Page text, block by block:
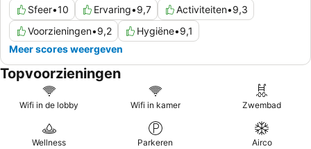
Sfeer•10 Ervaring•9,7 Activiteiten•9,3
Voorzieningen•9,2 Hygiëne•9,1
Meer scores weergeven
Topvoorzieningen
Wifi in de lobby Wifi in kamer Zwembad
Wellness Parkeren Airco